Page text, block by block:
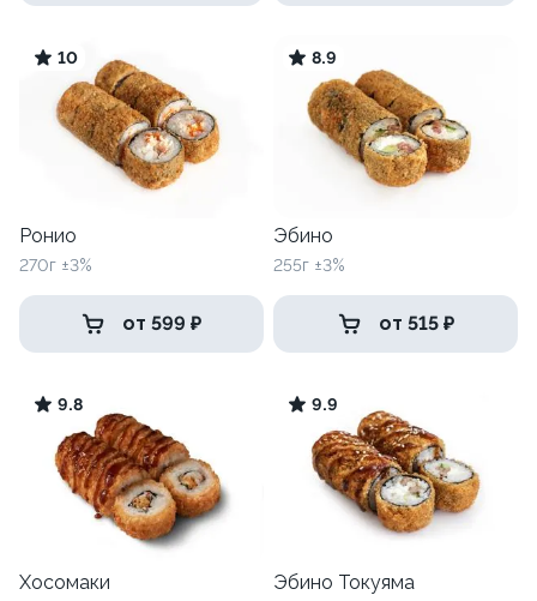
10
Ронио
270г ±3%
от 599 ₽
8.9
Эбино
255г ±3%
от 515 ₽
9.8
Хосомаки
9.9
Эбино Токуяма